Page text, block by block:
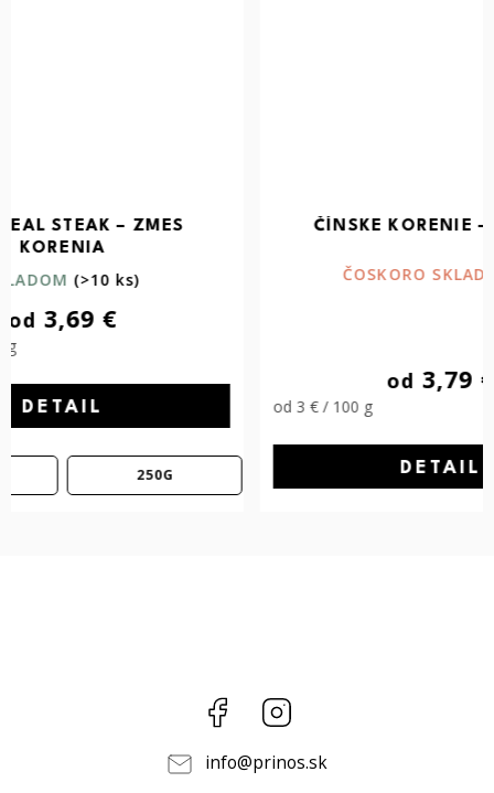
ČÍNSKE KORENIE – 5 CHUTÍ
ČOSKORO SKLADOM 📦
od3,79 €
od 3 € / 100 g
DETAIL
Facebook
info@prinos.sk